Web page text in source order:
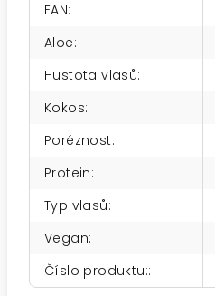
EAN:
Aloe:
Hustota vlasů:
Kokos:
Poréznost:
Protein:
Typ vlasů:
Vegan:
Číslo produktu::